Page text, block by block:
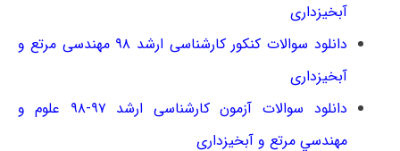
آبخیزداری
دانلود سوالات کنکور کارشناسی ارشد ۹۸ مهندسی مرتع و
آبخیزداری
دانلود سوالات آزمون کارشناسی ارشد ۹۷-۹۸ ﻋﻠﻮم و
ﻣﻬﻨﺪﺳﻲ ﻣﺮﺗﻊ و آﺑﺨﻴﺰداری